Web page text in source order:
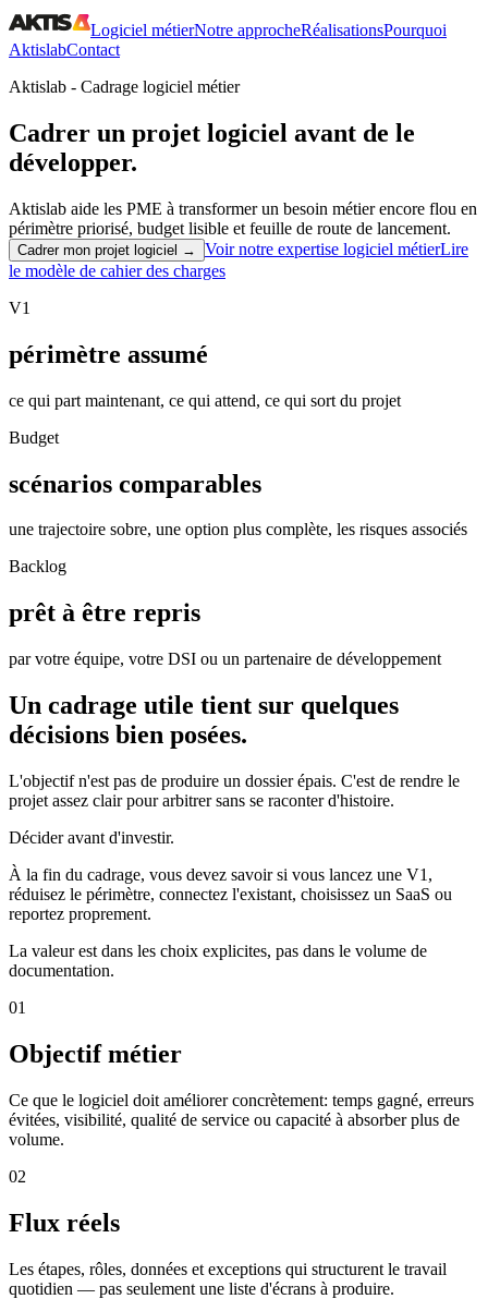
Logiciel métierNotre approcheRéalisationsPourquoi
AktislabContact
Aktislab - Cadrage logiciel métier
Cadrer un projet logiciel avant de le
développer.
Aktislab aide les PME à transformer un besoin métier encore flou en
périmètre priorisé, budget lisible et feuille de route de lancement.
Cadrer mon projet logiciel → Voir notre expertise logiciel métierLire
le modèle de cahier des charges
V1
périmètre assumé
ce qui part maintenant, ce qui attend, ce qui sort du projet
Budget
scénarios comparables
une trajectoire sobre, une option plus complète, les risques associés
Backlog
prêt à être repris
par votre équipe, votre DSI ou un partenaire de développement
Un cadrage utile tient sur quelques
décisions bien posées.
L'objectif n'est pas de produire un dossier épais. C'est de rendre le
projet assez clair pour arbitrer sans se raconter d'histoire.
Décider avant d'investir.
À la fin du cadrage, vous devez savoir si vous lancez une V1,
réduisez le périmètre, connectez l'existant, choisissez un SaaS ou
reportez proprement.
La valeur est dans les choix explicites, pas dans le volume de
documentation.
01
Objectif métier
Ce que le logiciel doit améliorer concrètement: temps gagné, erreurs
évitées, visibilité, qualité de service ou capacité à absorber plus de
volume.
02
Flux réels
Les étapes, rôles, données et exceptions qui structurent le travail
quotidien — pas seulement une liste d'écrans à produire.